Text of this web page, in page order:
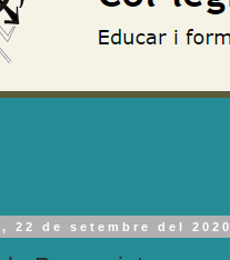
22 de setembre del 2020